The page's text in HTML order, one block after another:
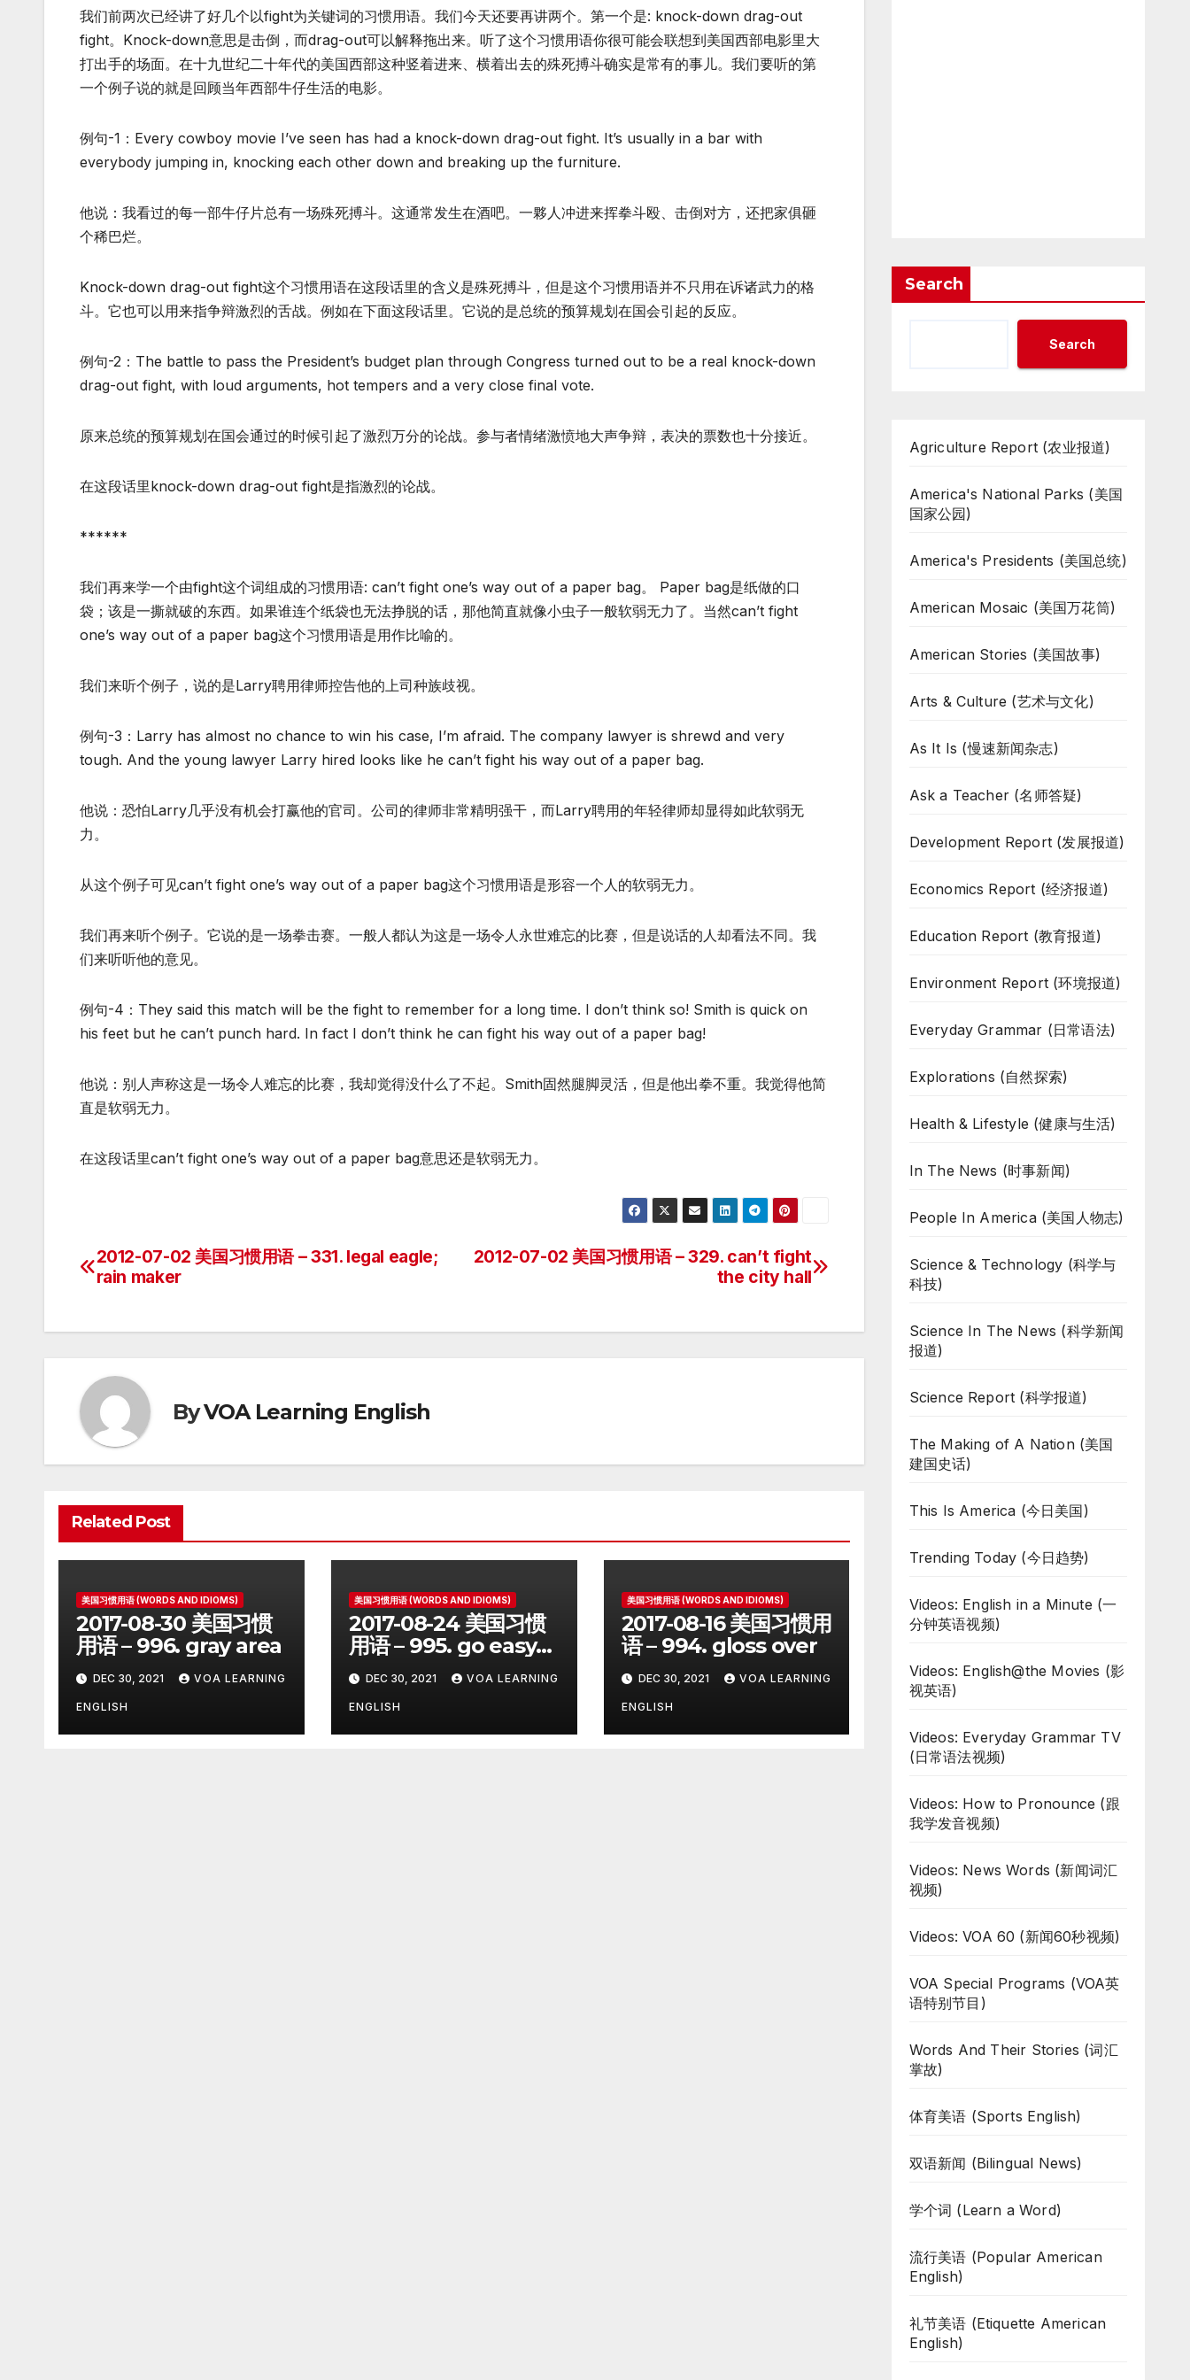
我们前两次已经讲了好几个以fight为关键词的习惯用语。我们今天还要再讲两个。第一个是: knock-down drag-out
fight。Knock-down意思是击倒，而drag-out可以解释拖出来。听了这个习惯用语你很可能会联想到美国西部电影里大
打出手的场面。在十九世纪二十年代的美国西部这种竖着进来、横着出去的殊死搏斗确实是常有的事儿。我们要听的第
一个例子说的就是回顾当年西部牛仔生活的电影。
例句-1：Every cowboy movie I’ve seen has had a knock-down drag-out fight. It’s usually in a bar with
everybody jumping in, knocking each other down and breaking up the furniture.
他说：我看过的每一部牛仔片总有一场殊死搏斗。这通常发生在酒吧。一夥人冲进来挥拳斗殴、击倒对方，还把家俱砸
个稀巴烂。
Knock-down drag-out fight这个习惯用语在这段话里的含义是殊死搏斗，但是这个习惯用语并不只用在诉诸武力的格
斗。它也可以用来指争辩激烈的舌战。例如在下面这段话里。它说的是总统的预算规划在国会引起的反应。
例句-2：The battle to pass the President’s budget plan through Congress turned out to be a real knock-down
drag-out fight, with loud arguments, hot tempers and a very close final vote.
原来总统的预算规划在国会通过的时候引起了激烈万分的论战。参与者情绪激愤地大声争辩，表决的票数也十分接近。
在这段话里knock-down drag-out fight是指激烈的论战。
******
我们再来学一个由fight这个词组成的习惯用语: can’t fight one’s way out of a paper bag。 Paper bag是纸做的口
袋；该是一撕就破的东西。如果谁连个纸袋也无法挣脱的话，那他简直就像小虫子一般软弱无力了。当然can’t fight
one’s way out of a paper bag这个习惯用语是用作比喻的。
我们来听个例子，说的是Larry聘用律师控告他的上司种族歧视。
例句-3：Larry has almost no chance to win his case, I’m afraid. The company lawyer is shrewd and very
tough. And the young lawyer Larry hired looks like he can’t fight his way out of a paper bag.
他说：恐怕Larry几乎没有机会打赢他的官司。公司的律师非常精明强干，而Larry聘用的年轻律师却显得如此软弱无
力。
从这个例子可见can’t fight one’s way out of a paper bag这个习惯用语是形容一个人的软弱无力。
我们再来听个例子。它说的是一场拳击赛。一般人都认为这是一场令人永世难忘的比赛，但是说话的人却看法不同。我
们来听听他的意见。
例句-4：They said this match will be the fight to remember for a long time. I don’t think so! Smith is quick on
his feet but he can’t punch hard. In fact I don’t think he can fight his way out of a paper bag!
他说：别人声称这是一场令人难忘的比赛，我却觉得没什么了不起。Smith固然腿脚灵活，但是他出拳不重。我觉得他简
直是软弱无力。
在这段话里can’t fight one’s way out of a paper bag意思还是软弱无力。
Post
2012-07-02 美国习惯用语 – 329. can’t fight
the city hall
2012-07-02 美国习惯用语 – 331. legal eagle;
rain maker
ByVOA Learning English
Related Post
美国习惯用语 (WORDS AND IDIOMS)
2017-08-30 美国习惯
用语 – 996. gray area
DEC 30, 2021 VOA LEARNING
ENGLISH
美国习惯用语 (WORDS AND IDIOMS)
2017-08-24 美国习惯
用语 – 995. go easy
onDEC 30, 2021 VOA LEARNING
ENGLISH
美国习惯用语 (WORDS AND IDIOMS)
2017-08-16 美国习惯用
语 – 994. gloss over
DEC 30, 2021 VOA LEARNING
ENGLISH
Search
Search
Agriculture Report (农业报道)
America's National Parks (美国
国家公园)
America's Presidents (美国总统)
American Mosaic (美国万花筒)
American Stories (美国故事)
Arts & Culture (艺术与文化)
As It Is (慢速新闻杂志)
Ask a Teacher (名师答疑)
Development Report (发展报道)
Economics Report (经济报道)
Education Report (教育报道)
Environment Report (环境报道)
Everyday Grammar (日常语法)
Explorations (自然探索)
Health & Lifestyle (健康与生活)
In The News (时事新闻)
People In America (美国人物志)
Science & Technology (科学与
科技)
Science In The News (科学新闻
报道)
Science Report (科学报道)
The Making of A Nation (美国
建国史话)
This Is America (今日美国)
Trending Today (今日趋势)
Videos: English in a Minute (一
分钟英语视频)
Videos: English@the Movies (影
视英语)
Videos: Everyday Grammar TV
(日常语法视频)
Videos: How to Pronounce (跟
我学发音视频)
Videos: News Words (新闻词汇
视频)
Videos: VOA 60 (新闻60秒视频)
VOA Special Programs (VOA英
语特别节目)
Words And Their Stories (词汇
掌故)
体育美语 (Sports English)
双语新闻 (Bilingual News)
学个词 (Learn a Word)
流行美语 (Popular American
English)
礼节美语 (Etiquette American
English)